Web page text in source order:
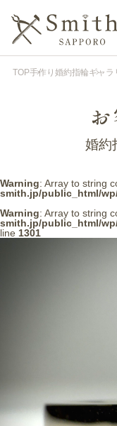
TOP手作り婚約指輪ギャラ
婚約
Warning: Array to string
smith.jp/public_html/
Warning: Array to string
smith.jp/public_html/
line 1301